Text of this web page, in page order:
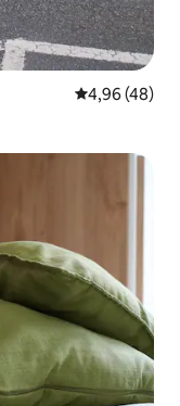
Prosječna
4,96 (48)
gosti”